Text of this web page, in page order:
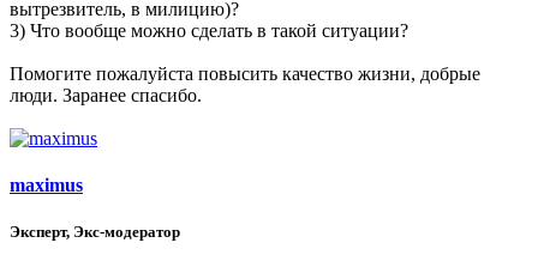
вытрезвитель, в милицию)?
3) Что вообще можно сделать в такой ситуации?
Помогите пожалуйста повысить качество жизни, добрые
люди. Заранее спасибо.
maximus
Эксперт, Экс-модератор